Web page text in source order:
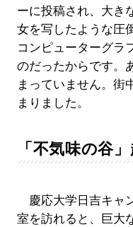
ーに投稿され、大き
女を写したような圧
コンピューターグラ
のだったからです。
まっていません。街
まりました。
「不気味の谷
慶応大学日吉キャ
室を訪れると、巨大